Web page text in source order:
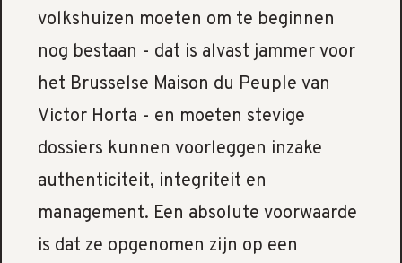
volkshuizen moeten om te beginnen
nog bestaan - dat is alvast jammer voor
het Brusselse Maison du Peuple van
Victor Horta - en moeten stevige
dossiers kunnen voorleggen inzake
authenticiteit, integriteit en
management. Een absolute voorwaarde
is dat ze opgenomen zijn op een